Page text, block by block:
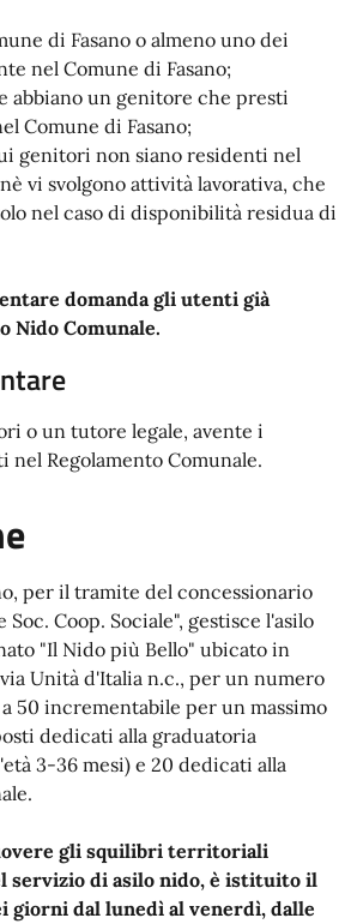
di Fasano o almeno uno dei
nel Comune di Fasano;
abbiano un genitore che presti
Comune di Fasano;
genitori non siano residenti nel
vi svolgono attività lavorativa, che
nel caso di disponibilità residua di
domanda gli utenti già
Nido Comunale.
o un tutore legale, avente i
Regolamento Comunale.
per il tramite del concessionario
Soc. Coop. Sociale", gestisce l'asilo
"Il Nido più Bello" ubicato in
via Unità d'Italia n.c., per un numero
50 incrementabile per un massimo
dedicati alla graduatoria
3-36 mesi) e 20 dedicati alla
gli squilibri territoriali
servizio di asilo nido, è istituito il
giorni dal lunedì al venerdì, dalle